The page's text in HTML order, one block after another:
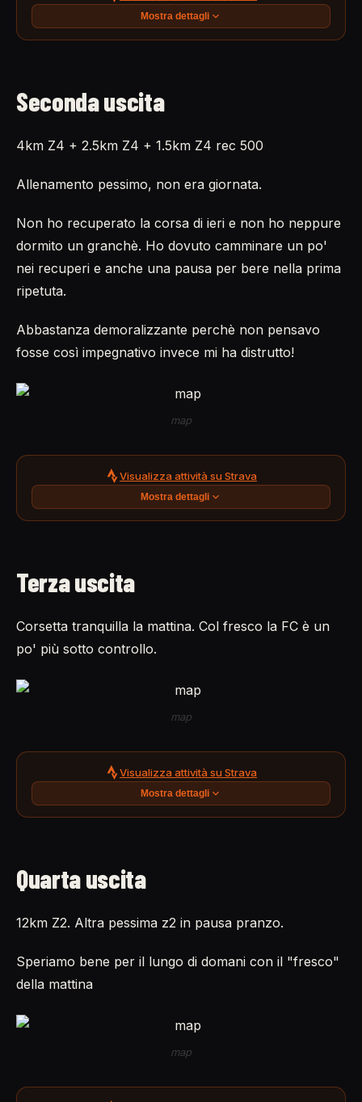
Mostra dettagli
Seconda uscita
4km Z4 + 2.5km Z4 + 1.5km Z4 rec 500
Allenamento pessimo, non era giornata.
Non ho recuperato la corsa di ieri e non ho neppure
dormito un granchè. Ho dovuto camminare un po'
nei recuperi e anche una pausa per bere nella prima
ripetuta.
Abbastanza demoralizzante perchè non pensavo
fosse così impegnativo invece mi ha distrutto!
map
Visualizza attività su Strava
Mostra dettagli
Terza uscita
Corsetta tranquilla la mattina. Col fresco la FC è un
po' più sotto controllo.
map
Visualizza attività su Strava
Mostra dettagli
Quarta uscita
12km Z2. Altra pessima z2 in pausa pranzo.
Speriamo bene per il lungo di domani con il "fresco"
della mattina
map